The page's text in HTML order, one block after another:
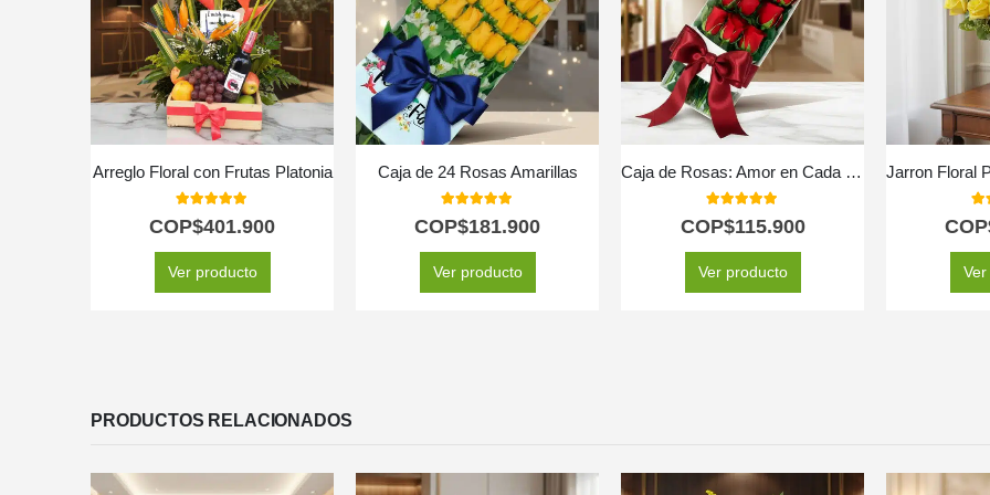
Arreglo Floral con Frutas Platonia
5.00
COP$401.900
Ver producto
Caja de 24 Rosas Amarillas
5.00
COP$181.900
Ver producto
Caja de Rosas: Amor en Cada Pétalo
5.00
COP$115.900
Ver producto
PRODUCTOS RELACIONADOS